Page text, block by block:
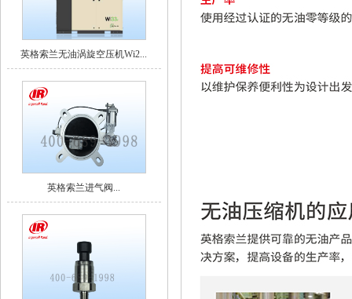
英格索兰无油涡旋空压机Wi2...
英格索兰进气阀...